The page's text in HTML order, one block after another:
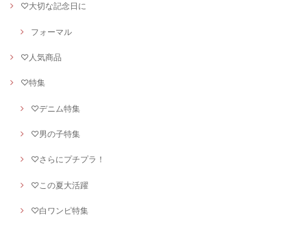
♡大切な記念日に
フォーマル
♡人気商品
♡特集
♡デニム特集
♡男の子特集
♡さらにプチプラ！
♡この夏大活躍
♡白ワンピ特集